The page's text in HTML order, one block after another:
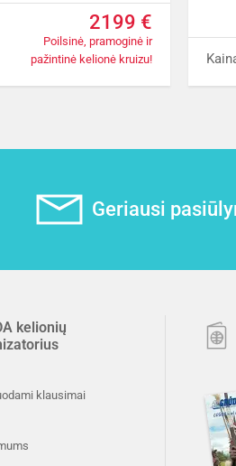
2199 €
Poilsinė, pramoginė ir
pažintinė kelionė kruizu!
Geriausi
kelionių
klausimai